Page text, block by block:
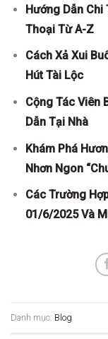
Hướng Dẫn Chi
Thoại Từ A-Z
Cách Xả Xui
Hút Tài Lộc
Cộng Tác Viên
Dẫn Tại Nhà
Khám Phá
Nhơn Ngon
Các Trường
01/6/2025 Và
Danh mục: Blog